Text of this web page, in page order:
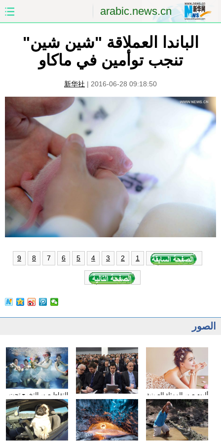
arabic.news.cn
الصين الصفحة الأولى
الشرق الأوسط العالم
الاقتصاد
العلوم والصحة
الرياضة
مؤتمر صحفى للخارجية
الباندا العملاقة "شين شين"
تنجب توأمين في ماكاو
新华社 | 2016-06-28 09:18:50
1
2
3
4
5
6
7
8
9
الصور
التقاط صور التخرج تحت
المياه
وسائل الإعلام الأجنبية
تولي اهتمامها بتقرير عمل
الحكومة
ألبوم صور الممثلة الصينية
سون تشيان